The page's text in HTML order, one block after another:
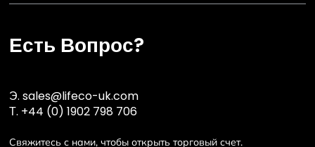
Есть Вопрос?
Э.sales@lifeco-uk.com
Т. +44 (0) 1902 798 706
Свяжитесь с нами, чтобы открыть торговый счет.